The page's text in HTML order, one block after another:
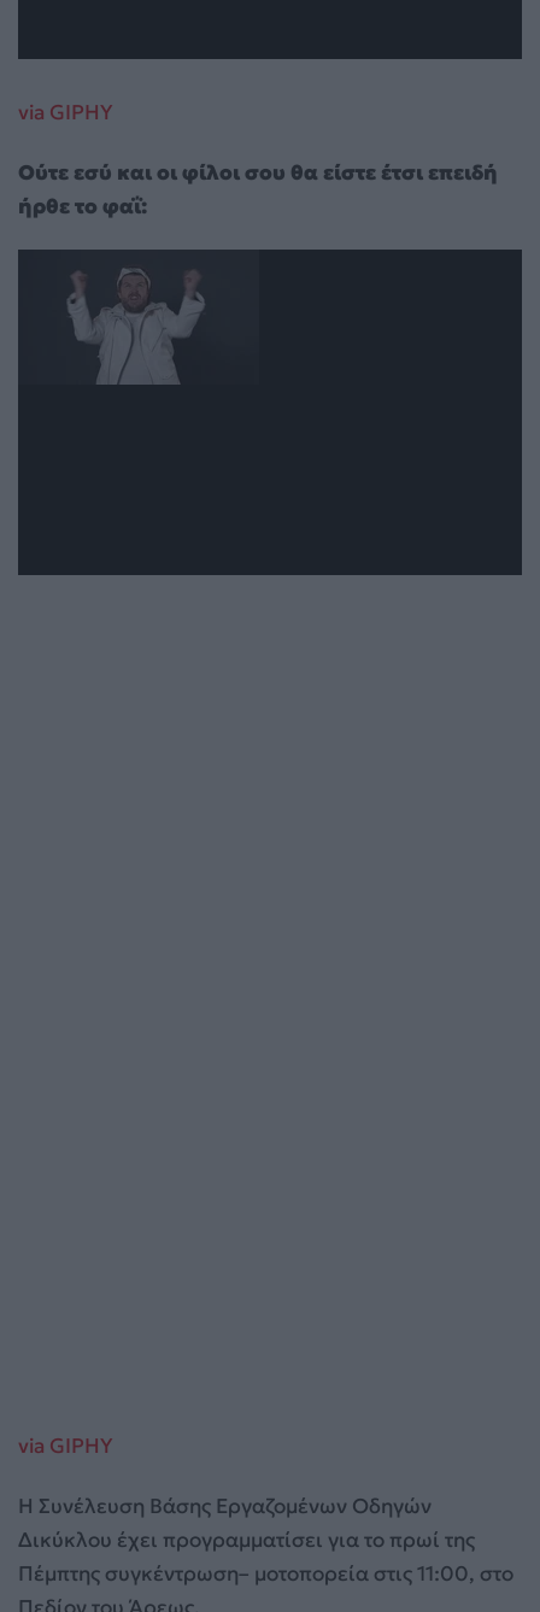
via GIPHY
Ούτε εσύ και οι φίλοι σου θα είστε έτσι επειδή
ήρθε το φαΐ:
via GIPHY
Η Συνέλευση Βάσης Εργαζομένων Οδηγών
Δικύκλου έχει προγραμματίσει για το πρωί της
Πέμπτης συγκέντρωση– μοτοπορεία στις 11:00, στο